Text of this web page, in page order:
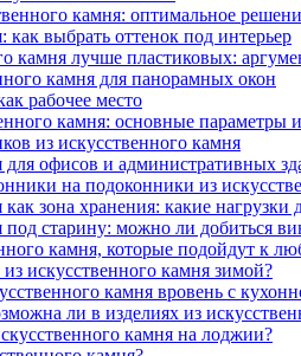
камня: оптимальное
выбрать оттенок под интерьер
камня лучше пластиковых:
камня для панорамных окон
рабочее место
камня: основные параметры
из искусственного камня
офисов и административных
на подоконники из
зона хранения: какие нагрузки
старину: можно ли добиться
камня, которые подойдут к
искусственного камня зимой?
камня вровень с
ли в изделиях из
камня на лоджии?